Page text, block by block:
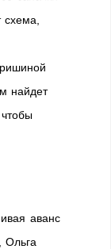
найдет
аванс
Ольга